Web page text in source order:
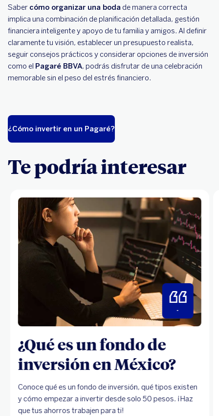
Saber cómo organizar una boda de manera correcta
implica una combinación de planificación detallada, gestión
financiera inteligente y apoyo de tu familia y amigos. Al definir
claramente tu visión, establecer un presupuesto realista,
seguir consejos prácticos y considerar opciones de inversión
como el Pagaré BBVA, podrás disfrutar de una celebración
memorable sin el peso del estrés financiero.
¿Cómo invertir en un Pagaré?
Te podría interesar
-
¿Qué es un fondo de
inversión en México?
Conoce qué es un fondo de inversión, qué tipos existen
y cómo empezar a invertir desde solo 50 pesos. ¡Haz
que tus ahorros trabajen para ti!